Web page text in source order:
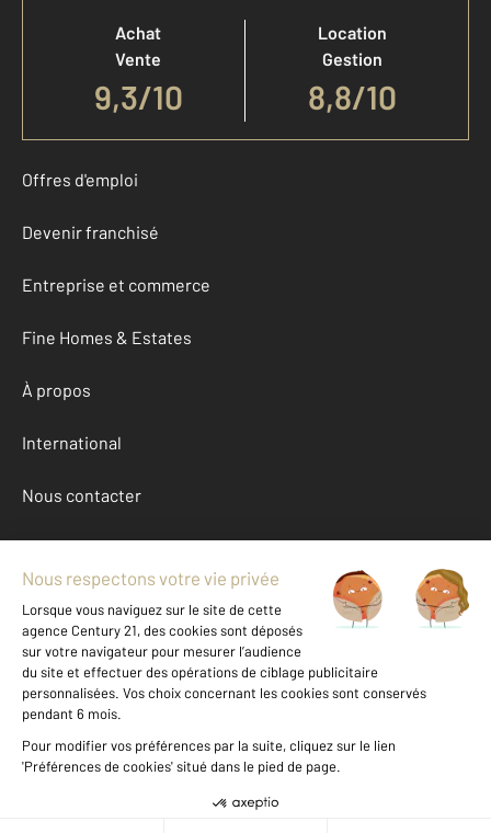
Achat
Vente
9,3/10
Location
Gestion
8,8/10
Offres d'emploi
Devenir franchisé
Entreprise et commerce
Fine Homes & Estates
À propos
International
Nous contacter
Mentions légales & CGU et Barèmes d'honoraires
Données personnelles
Gestionnaire des cookies
Achat maison autour de CHATEAUROUX (36000)